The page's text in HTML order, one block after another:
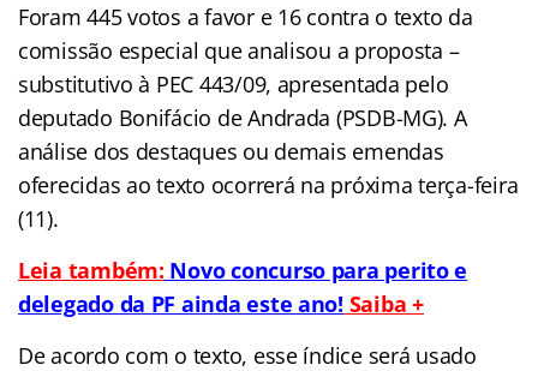
Foram 445 votos a favor e 16 contra o texto da
comissão especial que analisou a proposta –
substitutivo à PEC 443/09, apresentada pelo
deputado Bonifácio de Andrada (PSDB-MG). A
análise dos destaques ou demais emendas
oferecidas ao texto ocorrerá na próxima terça-feira
(11).
Leia também: Novo concurso para perito e
delegado da PF ainda este ano! Saiba +
De acordo com o texto, esse índice será usado